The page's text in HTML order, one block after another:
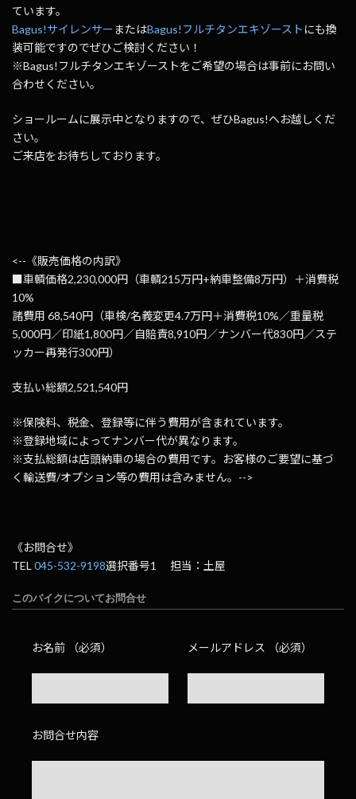
ています。
Bagus!サイレンサーまたはBagus!フルチタンエキゾースト にも換
装可能ですのでぜひご検討ください！
※Bagus!フルチタンエキゾーストをご希望の場合は事前にお問い
合わせください。
ショールームに展示中となりますので、ぜひBagus!へお越しくだ
さい。
ご来店をお待ちしております。
<--《販売価格の内訳》
■車輌価格2,230,000円（車輌215万円+納車整備8万円）＋消費税
10%
諸費用 68,540円（車検/名義変更4.7万円＋消費税10%／重量税
5,000円／印紙1,800円／自賠責8,910円／ナンバー代830円／ステ
ッカー再発行300円）
支払い総額2,521,540円
※保険料、税金、登録等に伴う費用が含まれています。
※登録地域によってナンバー代が異なります。
※支払総額は店頭納車の場合の費用です。お客様のご要望に基づ
く輸送費/オプション等の費用は含みません。-->
《お問合せ》
TEL 045-532-9198選択番号1 担当：土屋
このバイクについてお問合せ
お名前 （必須） メールアドレス （必須）
お問合せ内容